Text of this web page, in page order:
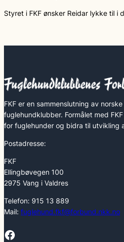
Styret i FKF ønsker Reidar lykke til i
FKF er en sammenslutning av
fuglehundklubber. Formålet med
for fuglehunder og bidra til utvikling
Postadresse:
FKF
Ellingbøvegen 100
2975 Vang i Valdres
Telefon: 915 13 889
Mail: fuglehund.fkf@forbund.nkk.no
Facebook